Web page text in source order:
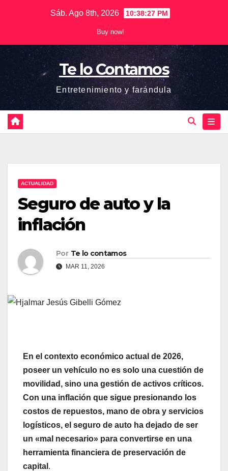
Sáb. Ago 8th, 2026 10:38:27 PM
Buy now!
Te lo Contamos
Entretenimiento y farándula
ACTUALIDAD
Seguro de auto y la
inflación
Por Te lo contamos
MAR 11, 2026
En el contexto económico actual de 2026,
poseer un vehículo no es solo una cuestión de
movilidad, sino una gestión de activos críticos.
Con una inflación que sigue presionando los
costos de repuestos, mano de obra y servicios
logísticos, el seguro de auto ha dejado de ser
un «mal necesario» para convertirse en una
herramienta financiera de preservación de
capital .